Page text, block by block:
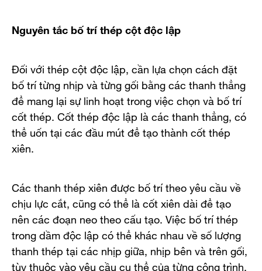
Nguyên tắc bố trí thép cột độc lập
Đối với thép cột độc lập, cần lựa chọn cách đặt
bố trí từng nhịp và từng gối bằng các thanh thẳng
để mang lại sự linh hoạt trong việc chọn và bố trí
cốt thép. Cốt thép độc lập là các thanh thẳng, có
thể uốn tại các đầu mút để tạo thành cốt thép
xiên.
Các thanh thép xiên được bố trí theo yêu cầu về
chịu lực cắt, cũng có thể là cốt xiên dài để tạo
nên các đoạn neo theo cấu tạo. Việc bố trí thép
trong dầm độc lập có thể khác nhau về số lượng
thanh thép tại các nhịp giữa, nhịp bên và trên gối,
tùy thuộc vào yêu cầu cụ thể của từng công trình.